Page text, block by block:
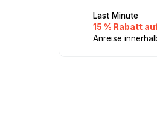
Last Minute
15 % Rabatt
Anreise